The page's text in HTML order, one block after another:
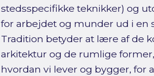
stedsspecifikke teknikker) og
for arbejdet og munder ud i en
Tradition betyder at lære af de
arkitektur og de rumlige
hvordan vi lever og bygger,